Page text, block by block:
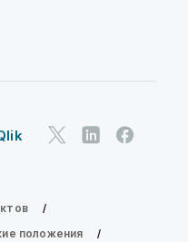
положения